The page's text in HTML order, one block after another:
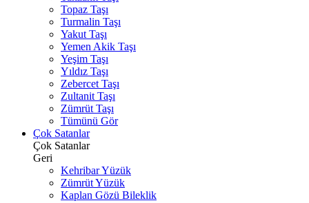
Topaz Taşı
Turmalin Taşı
Yakut Taşı
Yemen Akik Taşı
Yeşim Taşı
Yıldız Taşı
Zebercet Taşı
Zultanit Taşı
Zümrüt Taşı
Tümünü Gör
Çok Satanlar
Çok Satanlar
Geri
Kehribar Yüzük
Zümrüt Yüzük
Kaplan Gözü Bileklik